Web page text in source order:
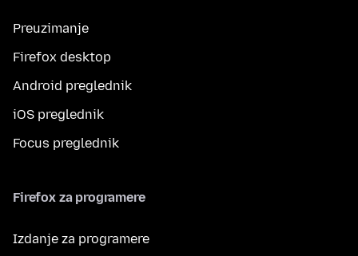
Preuzimanje
Firefox desktop
Android preglednik
iOS preglednik
Focus preglednik
Firefox za programere
Izdanje za programere